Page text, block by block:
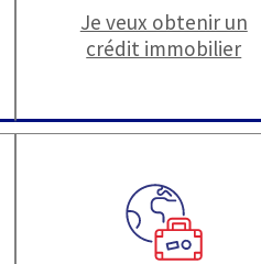
Je veux obtenir un
crédit immobilier